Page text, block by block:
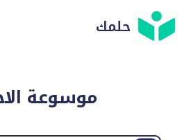
حلمك
موسوعة